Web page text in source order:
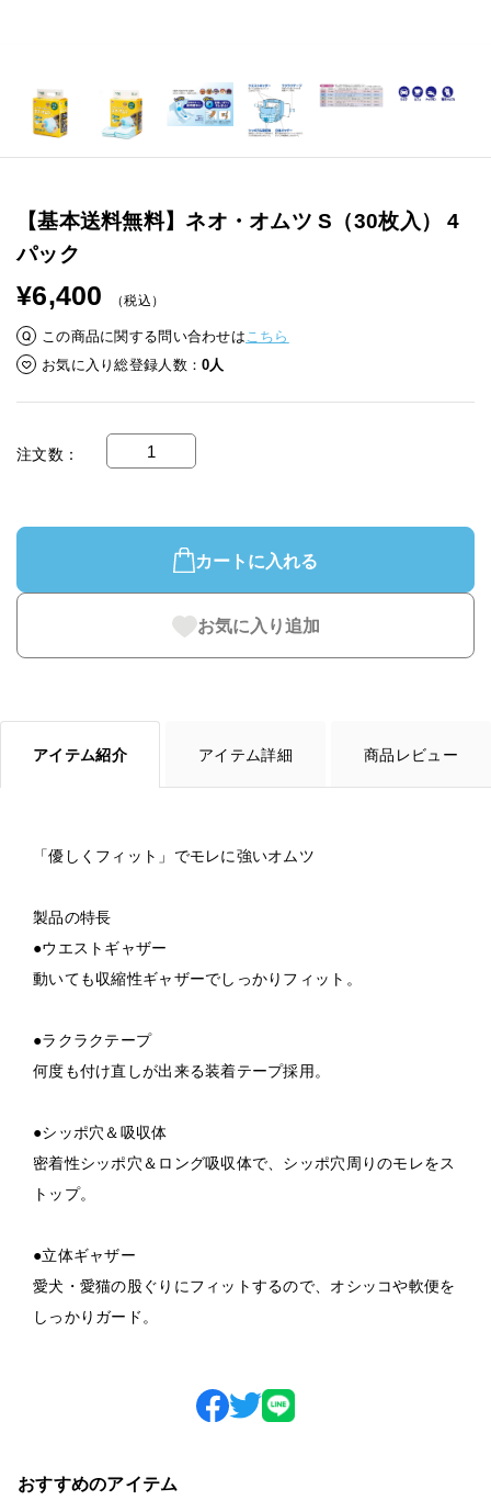
【基本送料無料】ネオ・オムツ S（30枚入） 4
パック
¥6,400 （税込）
この商品に関する問い合わせはこちら
お気に入り総登録人数
0人
注文数
カートに入れる
お気に入り追加
アイテム紹介
「優しくフィット」でモレに強いオムツ
製品の特長
●ウエストギャザー
動いても収縮性ギャザーでしっかりフィット。
●ラクラクテープ
何度も付け直しが出来る装着テープ採用。
●シッポ穴＆吸収体
密着性シッポ穴＆ロング吸収体で、シッポ穴周りのモレをス
トップ。
●立体ギャザー
愛犬・愛猫の股ぐりにフィットするので、オシッコや軟便を
しっかりガード。
アイテム詳細 商品レビュー
おすすめのアイテム